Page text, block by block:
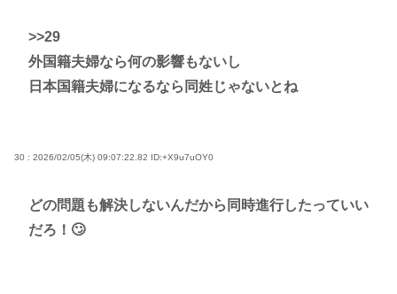
>>29
外国籍夫婦なら何の影響もないし
日本国籍夫婦になるなら同姓じゃないとね
30 : 2026/02/05(木) 09:07:22.82 ID:+X9u7uOY0
どの問題も解決しないんだから同時進行したっていい
だろ！🙄